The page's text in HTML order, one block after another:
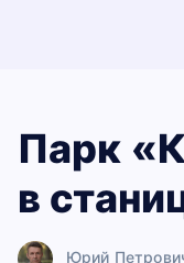
Парк
в
Юрий